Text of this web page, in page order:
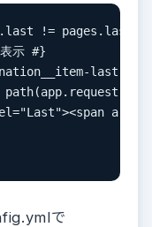
!=
示 #}
last">
aria-
で